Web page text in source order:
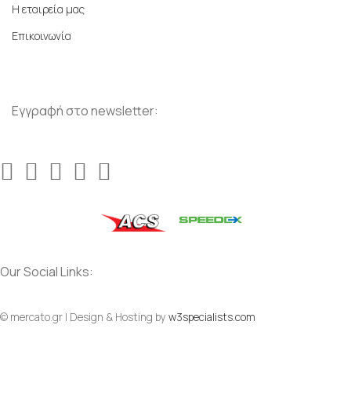
Η εταιρεία μας
Επικοινωνία
Εγγραφή στο newsletter:
Our Social Links:
© mercato.gr | Design & Hosting by w3specialists.com